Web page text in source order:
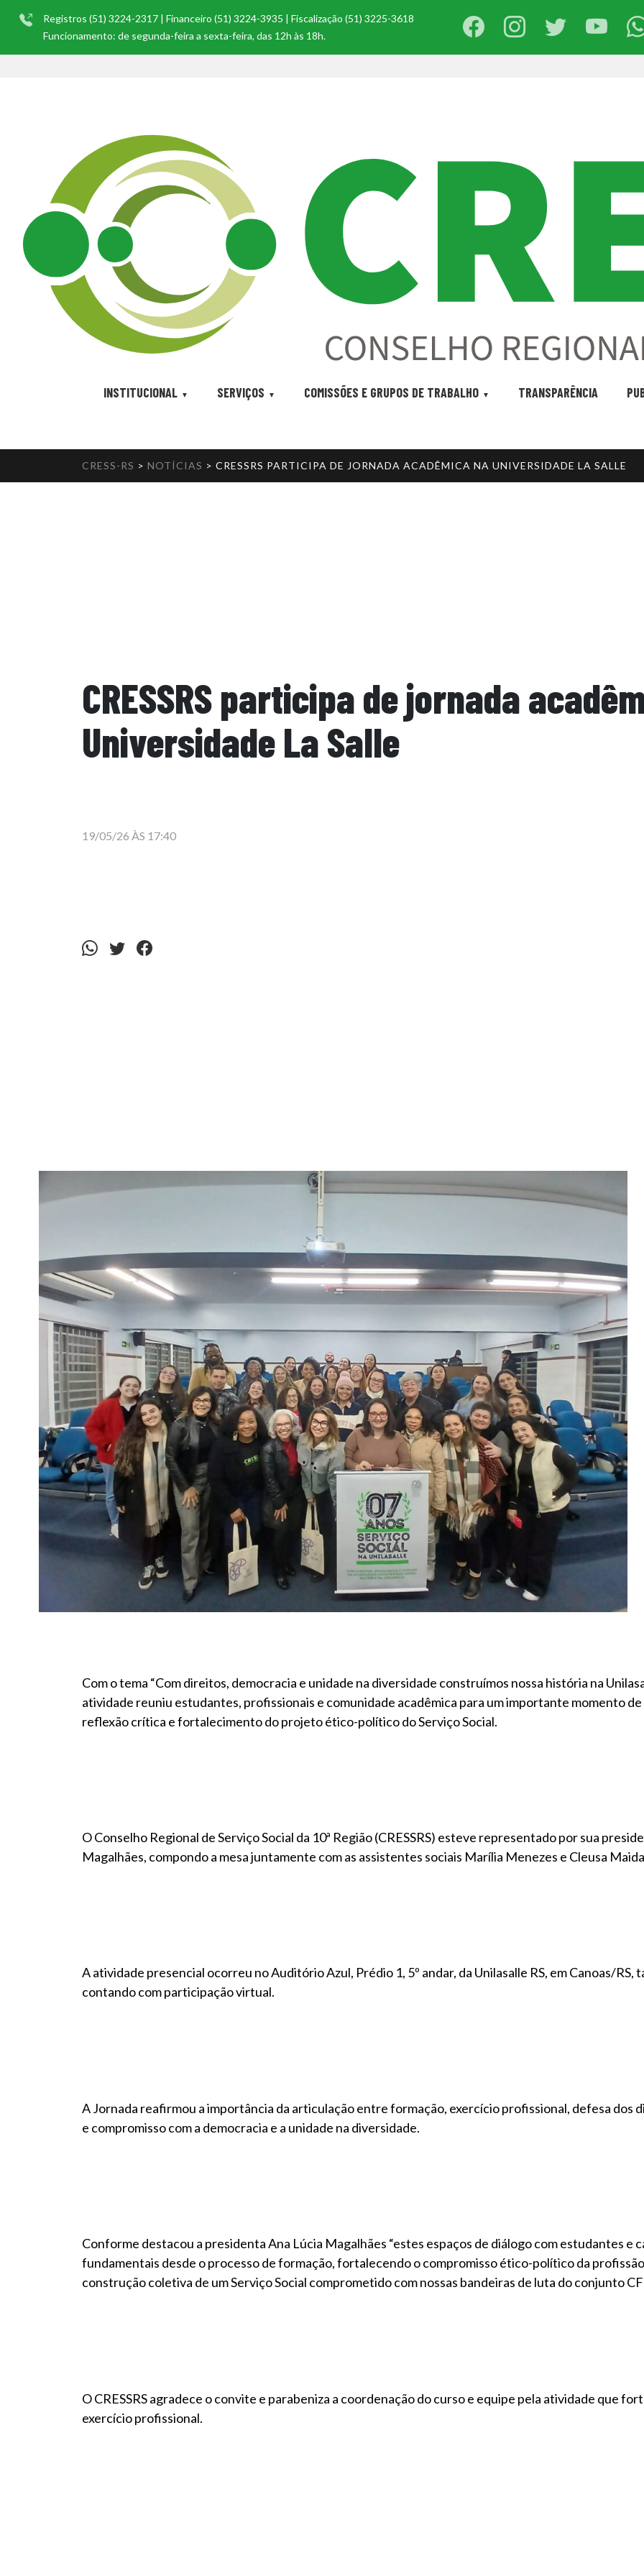
Registros (51) 3224-2317 | Financeiro (51) 3224-3935 | Fiscalização (51) 3225-3618
Funcionamento: de segunda-feira a sexta-feira, das 12h às 18h.
INSTITUCIONAL SERVIÇOS COMISSÕES E GRUPOS DE TRABALHO TRANSPARÊNCIA
CRESS-RS > NOTÍCIAS > CRESSRS PARTICIPA DE JORNADA ACADÊMICA NA UNIVERSIDADE LA SALLE
CRESSRS participa de jornada
Universidade La Salle
19/05/26 ÀS 17:40
Com o tema “Com direitos, democracia e unidade na diversidade construímos nossa história na
atividade reuniu estudantes, profissionais e comunidade acadêmica para um importante momento de
reflexão crítica e fortalecimento do projeto ético-político do Serviço Social.
O Conselho Regional de Serviço Social da 10ª Região (CRESSRS) esteve representado por sua
Magalhães, compondo a mesa juntamente com as assistentes sociais Marília Menezes e Cleusa
A atividade presencial ocorreu no Auditório Azul, Prédio 1, 5º andar, da Unilasalle RS, em Canoas/RS,
contando com participação virtual.
A Jornada reafirmou a importância da articulação entre formação, exercício profissional, defesa dos
e compromisso com a democracia e a unidade na diversidade.
Conforme destacou a presidenta Ana Lúcia Magalhães “estes espaços de diálogo com estudantes e
fundamentais desde o processo de formação, fortalecendo o compromisso ético-político da
construção coletiva de um Serviço Social comprometido com nossas bandeiras de luta do conjunto
O CRESSRS agradece o convite e parabeniza a coordenação do curso e equipe pela atividade que
exercício profissional.